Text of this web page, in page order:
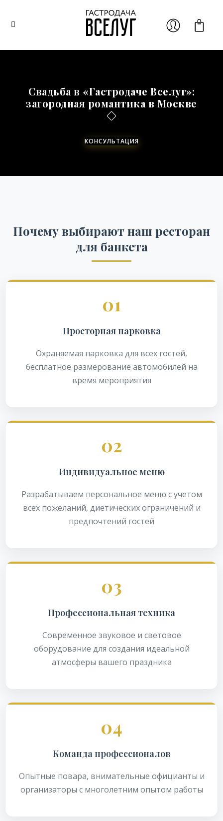
Свадьба в «Гастродаче Вселуг»:
загородная романтика в Москве
КОНСУЛЬТАЦИЯ
Почему выбирают наш ресторан
для банкета
01
Просторная парковка
Охраняемая парковка для всех гостей,
бесплатное размерование автомобилей на
время мероприятия
02
Индивидуальное меню
Разрабатываем персональное меню с учетом
всех пожеланий, диетических ограничений и
предпочтений гостей
03
Профессиональная техника
Современное звуковое и световое
оборудование для создания идеальной
атмосферы вашего праздника
04
Команда профессионалов
Опытные повара, внимательные официанты и
организаторы с многолетним опытом работы